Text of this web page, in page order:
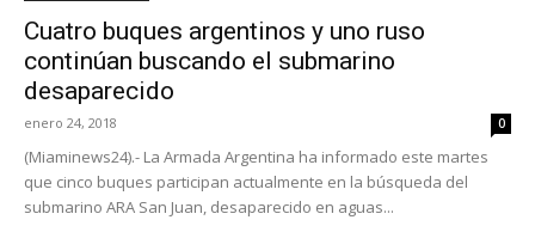
Cuatro buques argentinos y uno ruso
continúan buscando el submarino
desaparecido
enero 24, 2018 0
(Miaminews24).- La Armada Argentina ha informado este martes
que cinco buques participan actualmente en la búsqueda del
submarino ARA San Juan, desaparecido en aguas...